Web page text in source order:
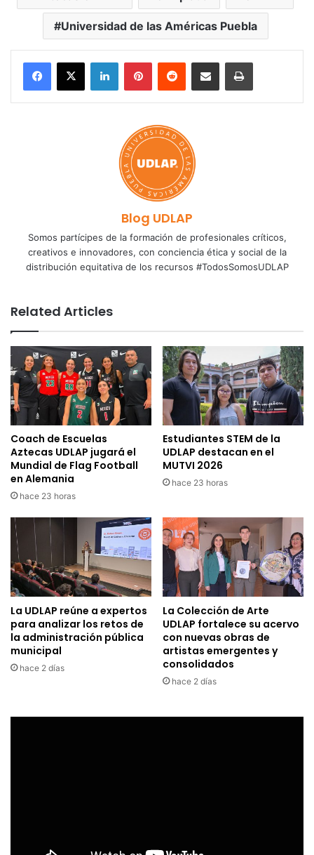
Universidad de las Américas Puebla
LinkedInPinterestReddit Share via Email Print
Blog UDLAP
Somos partícipes de la formación de profesionales críticos,
creativos e innovadores, con conciencia ética y social de la
distribución equitativa de los recursos #TodosSomosUDLAP
Related Articles
Coach de Escuelas
Aztecas UDLAP jugará el
Mundial de Flag Football
en Alemania
hace 23 horas
Estudiantes STEM de la
UDLAP destacan en el
MUTVI 2026
hace 23 horas
La UDLAP reúne a expertos
para analizar los retos de
la administración pública
municipal
hace 2 días
La Colección de Arte
UDLAP fortalece su acervo
con nuevas obras de
artistas emergentes y
consolidados
hace 2 días